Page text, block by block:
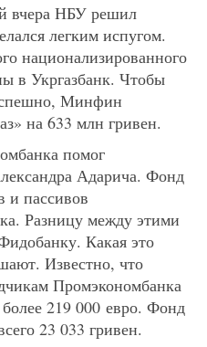
вчера НБУ решил
легким испугом.
национализированного
в Укргазбанк. Чтобы
Минфин
на 633 млн гривен.
помог
Адарича. Фонд
и пассивов
Разницу между этими
Какая это
Известно, что
Промэкономбанка
219 000 евро. Фонд
23 033 гривен.